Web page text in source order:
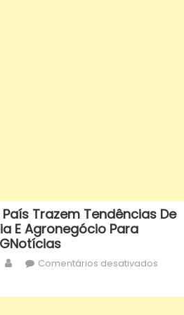
Trazem Tendências De
E Agronegócio Para
AuthorComentários desativadosem